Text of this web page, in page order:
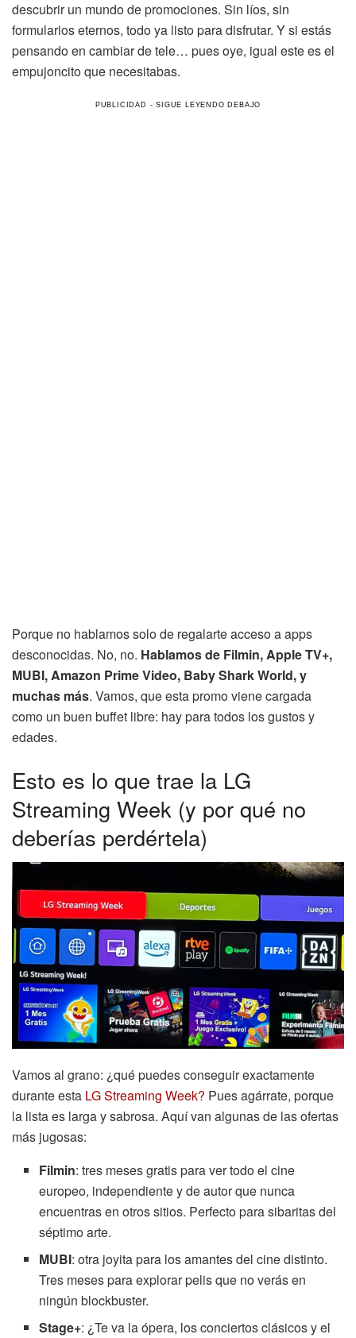
descubrir un mundo de promociones. Sin líos, sin
formularios eternos, todo ya listo para disfrutar. Y si estás
pensando en cambiar de tele… pues oye, igual este es el
empujoncito que necesitabas.
Porque no hablamos solo de regalarte acceso a apps
desconocidas. No, no. Hablamos de Filmin, Apple TV+,
MUBI, Amazon Prime Video, Baby Shark World, y
muchas más. Vamos, que esta promo viene cargada
como un buen buffet libre: hay para todos los gustos y
edades.
Esto es lo que trae la LG
Streaming Week (y por qué no
deberías perdértela)
Vamos al grano: ¿qué puedes conseguir exactamente
durante esta LG Streaming Week? Pues agárrate, porque
la lista es larga y sabrosa. Aquí van algunas de las ofertas
más jugosas:
Filmin: tres meses gratis para ver todo el cine
europeo, independiente y de autor que nunca
encuentras en otros sitios. Perfecto para sibaritas del
séptimo arte.
MUBI: otra joyita para los amantes del cine distinto.
Tres meses para explorar pelis que no verás en
ningún blockbuster.
Stage+: ¿Te va la ópera, los conciertos clásicos y el